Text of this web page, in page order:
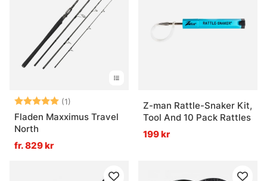
Betyg: (1)
5.0 utav 5 stjärnor
Fladen Maxximus Travel
North
fr. 829 kr
Z-man Rattle-Snaker Kit,
Tool And 10 Pack Rattles
199 kr